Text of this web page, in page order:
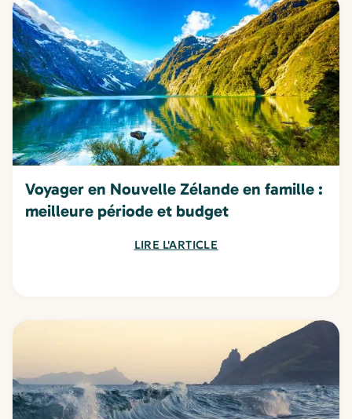
Voyager en Nouvelle Zélande en famille :
meilleure période et budget
LIRE L'ARTICLE